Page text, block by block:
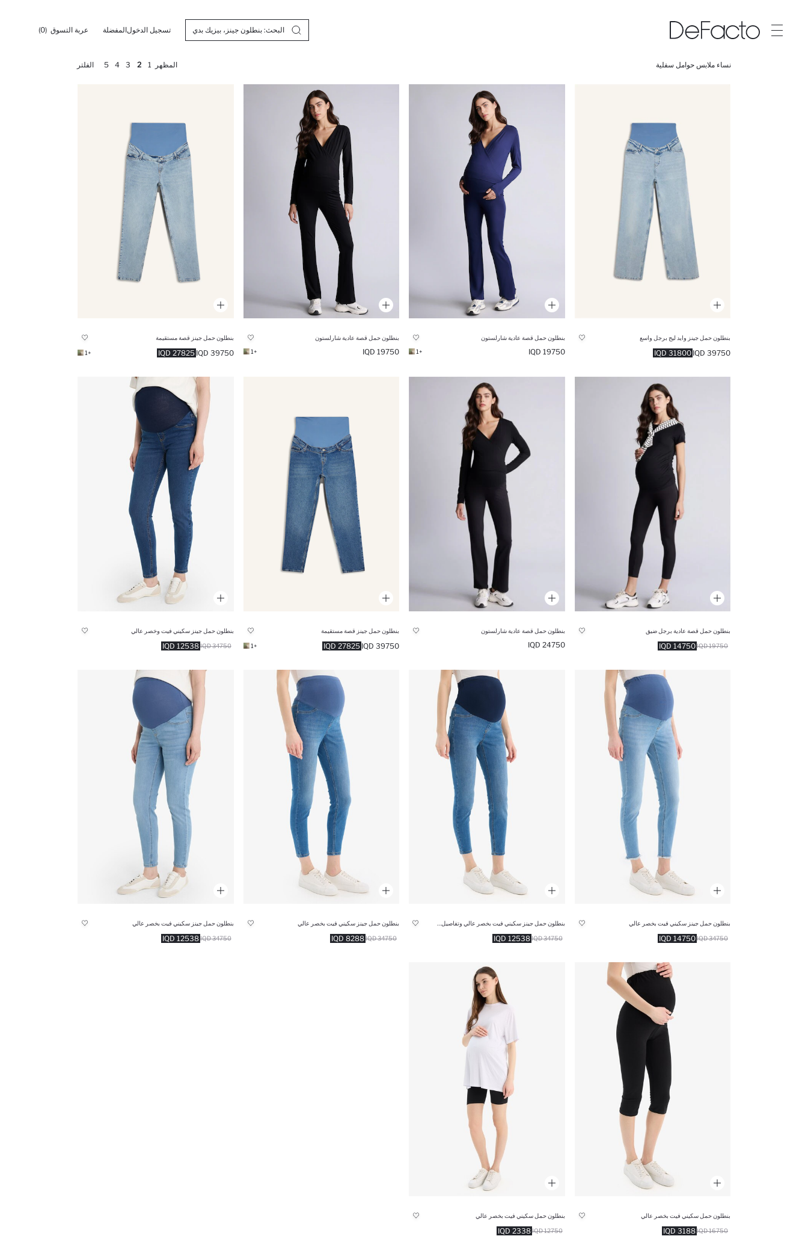
تسجيل الدخولالمفضلة عربة التسوق (0)
نساء ملابس حوامل سفلية المظهر 1
2
3
4
5 الفلتر
بنطلون حمل جينز وايد ليج برجل واسع
31800 IQD 39750 IQD
بنطلون حمل قصة عادية شارلستون
19750 IQD
+1
بنطلون حمل قصة عادية شارلستون
19750 IQD
+1
بنطلون حمل جينز قصة مستقيمة
27825 IQD 39750 IQD
+1
بنطلون حمل قصة عادية برجل ضيق
14750 IQD 19750 IQD
بنطلون حمل قصة عادية شارلستون
24750 IQD
بنطلون حمل جينز قصة مستقيمة
27825 IQD 39750 IQD
+1
بنطلون حمل جينز سكيني فيت وخصر عالي
12538 IQD 34750 IQD
بنطلون حمل جينز سكيني فيت بخصر عالي
14750 IQD 34750 IQD
12538 IQD 34750 IQD
بنطلون حمل جينز سكيني فيت بخصر عالي
8288 IQD 34750 IQD
بنطلون حمل جينز سكيني فيت بخصر عالي
12538 IQD 34750 IQD
بنطلون حمل سكيني فيت بخصر عالي
3188 IQD 16750 IQD
بنطلون حمل سكيني فيت بخصر عالي
2338 IQD 12750 IQD